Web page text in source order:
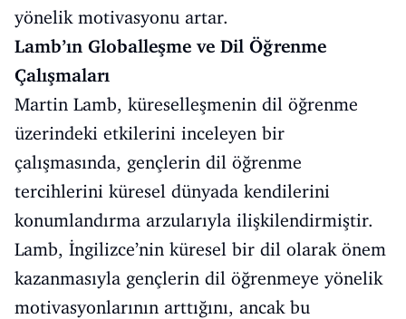
yönelik motivasyonu artar.
Lamb’ın Globalleşme ve Dil Öğrenme
Çalışmaları
Martin Lamb, küreselleşmenin dil öğrenme
üzerindeki etkilerini inceleyen bir
çalışmasında, gençlerin dil öğrenme
tercihlerini küresel dünyada kendilerini
konumlandırma arzularıyla ilişkilendirmiştir.
Lamb, İngilizce’nin küresel bir dil olarak önem
kazanmasıyla gençlerin dil öğrenmeye yönelik
motivasyonlarının arttığını, ancak bu